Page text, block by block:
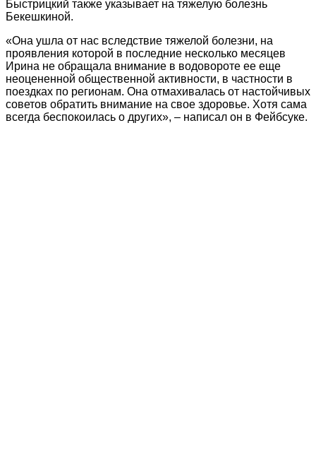
Быстрицкий также указывает на тяжелую болезнь
Бекешкиной.
«Она ушла от нас вследствие тяжелой болезни, на
проявления которой в последние несколько месяцев
Ирина не обращала внимание в водовороте ее еще
неоцененной общественной активности, в частности в
поездках по регионам. Она отмахивалась от настойчивых
советов обратить внимание на свое здоровье. Хотя сама
всегда беспокоилась о других», – написал он в Фейбсуке.